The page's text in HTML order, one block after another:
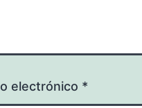
electrónico *